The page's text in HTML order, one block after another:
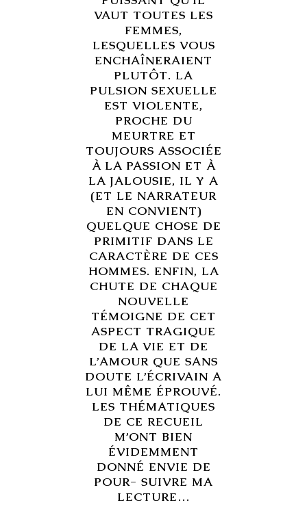
VAUT TOUTES LES
FEMMES,
LESQUELLES VOUS
ENCHAÎNERAIENT
PLUTÔT. LA
PULSION SEXUELLE
EST VIOLENTE,
PROCHE DU
MEURTRE ET
TOUJOURS ASSOCIÉE
À LA PASSION ET À
LA JALOUSIE, IL Y A
(ET LE NARRATEUR
EN CONVIENT)
QUELQUE CHOSE DE
PRIMITIF DANS LE
CARACTÈRE DE CES
HOMMES. ENFIN, LA
CHUTE DE CHAQUE
NOUVELLE
TÉMOIGNE DE CET
ASPECT TRAGIQUE
DE LA VIE ET DE
L’AMOUR QUE SANS
DOUTE L’ÉCRIVAIN A
LUI MÊME ÉPROUVÉ.
LES THÉMATIQUES
DE CE RECUEIL
M’ONT BIEN
ÉVIDEMMENT
DONNÉ ENVIE DE
POUR- SUIVRE MA
LECTURE…